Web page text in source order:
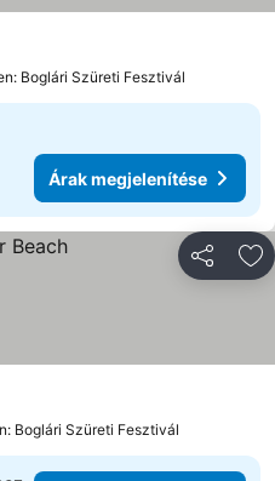
Boglári Szüreti Fesztivál
Árak megjelenítése
Boglári Szüreti Fesztivál